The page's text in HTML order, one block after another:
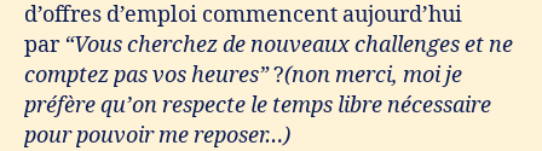
d’offres d’emploi commencent aujourd’hui
par “Vous cherchez de nouveaux challenges et ne
comptez pas vos heures”?(non merci, moi je
préfère qu’on respecte le temps libre nécessaire
pour pouvoir me reposer…)